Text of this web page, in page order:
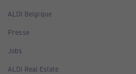
ALDI Belgique
Presse
Jobs
ALDI Real Estate